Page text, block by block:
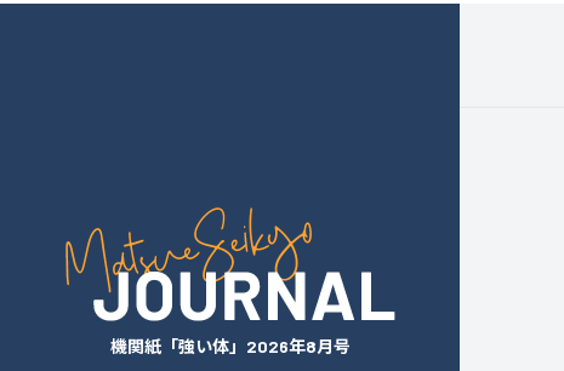
機関紙「強い体」2026年8月号